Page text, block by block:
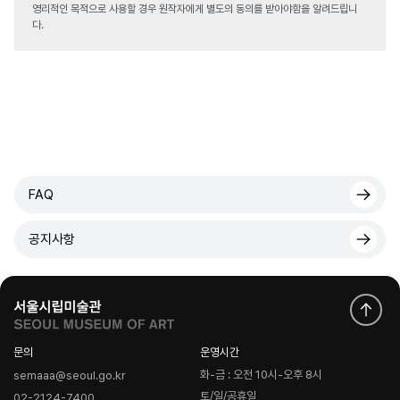
영리적인 목적으로 사용할 경우 원작자에게 별도의 동의를 받아야함을 알려드립니
다.
FAQ
공지사항
문의
semaaa@seoul.go.kr
02-2124-7400
운영시간
화-금 : 오전 10시-오후 8시
토/일/공휴일